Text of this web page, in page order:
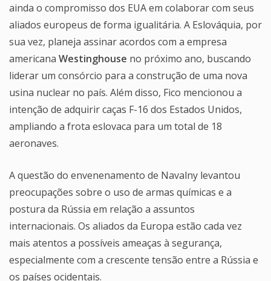
ainda o compromisso dos EUA em colaborar com seus
aliados europeus de forma igualitária. A Eslováquia, por
sua vez, planeja assinar acordos com a empresa
americana Westinghouse no próximo ano, buscando
liderar um consórcio para a construção de uma nova
usina nuclear no país. Além disso, Fico mencionou a
intenção de adquirir caças F-16 dos Estados Unidos,
ampliando a frota eslovaca para um total de 18
aeronaves.
A questão do envenenamento de Navalny levantou
preocupações sobre o uso de armas químicas e a
postura da Rússia em relação a assuntos
internacionais. Os aliados da Europa estão cada vez
mais atentos a possíveis ameaças à segurança,
especialmente com a crescente tensão entre a Rússia e
os países ocidentais.